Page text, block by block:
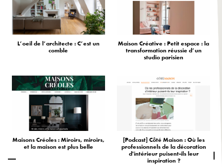
L’oeil de l’architecte : C’est un
comble
Maison Créative : Petit espace : la
transformation réussie d’un
studio parisien
Maisons Créoles : Miroirs, miroirs,
et la maison est plus belle
[Podcast] Côté Maison : Où les
professionnels de la décoration
d'intérieur puisent-ils leur
inspiration ?